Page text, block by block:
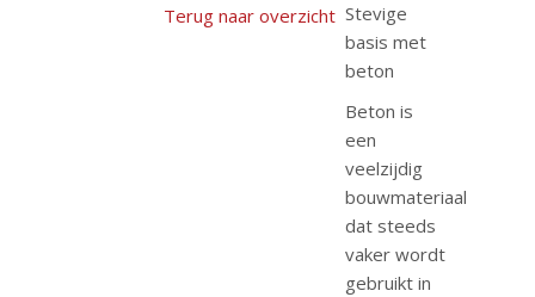
Terug naar overzicht Stevige
basis met
beton
Beton is
een
veelzijdig
bouwmateriaal
dat steeds
vaker wordt
gebruikt in